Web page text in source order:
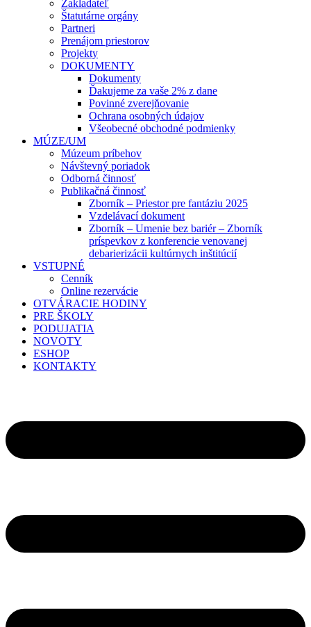
Zakladateľ
Štatutárne orgány
Partneri
Prenájom priestorov
Projekty
DOKUMENTY
Dokumenty
Ďakujeme za vaše 2% z dane
Povinné zverejňovanie
Ochrana osobných údajov
Všeobecné obchodné podmienky
MÚZE/UM
Múzeum príbehov
Návštevný poriadok
Odborná činnosť
Publikačná činnosť
Zborník – Priestor pre fantáziu 2025
Vzdelávací dokument
Zborník – Umenie bez bariér – Zborník
príspevkov z konferencie venovanej
debarierizácii kultúrnych inštitúcií
VSTUPNÉ
Cenník
Online rezervácie
OTVÁRACIE HODINY
PRE ŠKOLY
PODUJATIA
NOVOTY
ESHOP
KONTAKTY